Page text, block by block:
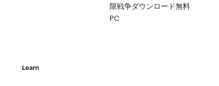
限戦争ダウンロード無料
PC
Learn